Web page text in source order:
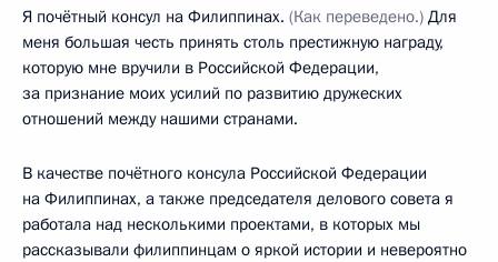
Я почётный консул на Филиппинах. (Как переведено.) Для
меня большая честь принять столь престижную награду,
которую мне вручили в Российской Федерации,
за признание моих усилий по развитию дружеских
отношений между нашими странами.
В качестве почётного консула Российской Федерации
на Филиппинах, а также председателя делового совета я
работала над несколькими проектами, в которых мы
рассказывали филиппинцам о яркой истории и невероятно